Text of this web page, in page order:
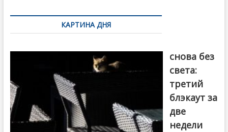
по
записямКАРТИНА ДНЯ
снова без
света:
третий
блэкаут за
две
недели